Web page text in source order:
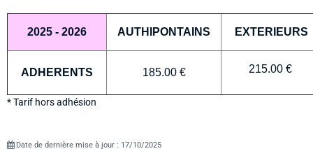
2025 - 2026 AUTHIPONTAINS EXTERIEURS
ADHERENTS 185.00 € 215.00 €
* Tarif hors adhésion
Date de dernière mise à jour : 17/10/2025